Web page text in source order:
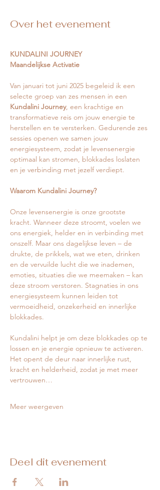
Over het evenement
KUNDALINI JOURNEY
Maandelijkse Activatie
Van januari tot juni 2025 begeleid ik een
selecte groep van zes mensen in een
Kundalini Journey, een krachtige en
transformatieve reis om jouw energie te
herstellen en te versterken. Gedurende zes
sessies openen we samen jouw
energiesysteem, zodat je levensenergie
optimaal kan stromen, blokkades loslaten
en je verbinding met jezelf verdiept.
Waarom Kundalini Journey?
Onze levensenergie is onze grootste
kracht. Wanneer deze stroomt, voelen we
ons energiek, helder en in verbinding met
onszelf. Maar ons dagelijkse leven – de
drukte, de prikkels, wat we eten, drinken
en de vervuilde lucht die we inademen,
emoties, situaties die we meemaken – kan
deze stroom verstoren. Stagnaties in ons
energiesysteem kunnen leiden tot
vermoeidheid, onzekerheid en innerlijke
blokkades.
Kundalini helpt je om deze blokkades op te
lossen en je energie opnieuw te activeren.
Het opent de deur naar innerlijke rust,
kracht en helderheid, zodat je met meer
vertrouwen…
Meer weergeven
Deel dit evenement